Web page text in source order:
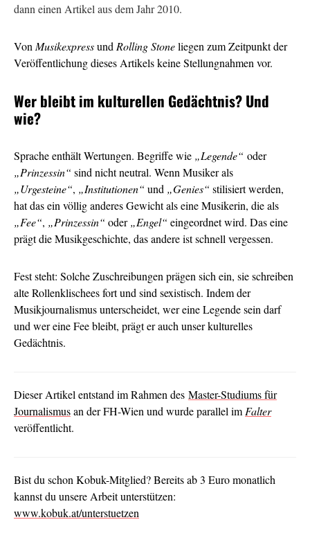
dann einen Artikel aus dem Jahr 2010.
Von Musikexpressund Rolling Stoneliegen zum Zeitpunkt der
Veröffentlichung dieses Artikels keine Stellungnahmen vor.
Wer bleibt im kulturellen Gedächtnis? Und
wie?
Sprache enthält Wertungen. Begriffe wie „Legende“ oder
„Prinzessin“ sind nicht neutral. Wenn Musiker als
„Urgesteine“, „Institutionen“ und „Genies“ stilisiert werden,
hat das ein völlig anderes Gewicht als eine Musikerin, die als
„Fee“, „Prinzessin“ oder„Engel“ eingeordnet wird. Das eine
prägt die Musikgeschichte, das andere ist schnell vergessen.
Fest steht: Solche Zuschreibungen prägen sich ein, sie schreiben
alte Rollenklischees fort und sind sexistisch. Indem der
Musikjournalismus unterscheidet, wer eine Legende sein darf
und wer eine Fee bleibt, prägt er auch unser kulturelles
Gedächtnis.
Dieser Artikel entstand im Rahmen des Master-Studiums für
Journalismusan der FH-Wien und wurde parallel im Falter
veröffentlicht.
Bist du schon Kobuk-Mitglied? Bereits ab 3 Euro monatlich
kannst du unsere Arbeit unterstützen:
www.kobuk.at/unterstuetzen